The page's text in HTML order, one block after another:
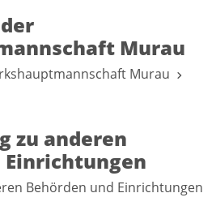
Murau
Murau
zu anderen
Einrichtungen
Behörden und Einrichtungen